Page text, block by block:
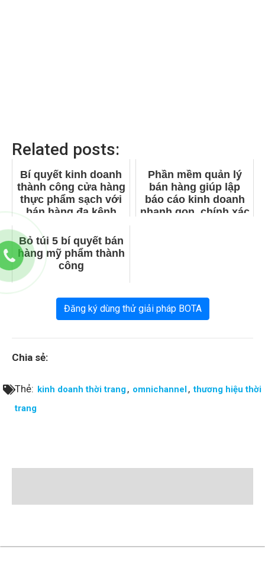
Related posts:
Bí quyết kinh doanh
thành công cửa hàng
thực phẩm sạch với
bán hàng đa kênh
Phần mềm quản lý
bán hàng giúp lập
báo cáo kinh doanh
nhanh gọn, chính xác
Bỏ túi 5 bí quyết bán
hàng mỹ phẩm thành
công
Đăng ký dùng thử giải pháp BOTA
Chia sẻ:
Thẻ: kinh doanh thời trang, omnichannel, thương hiệu thời
trang